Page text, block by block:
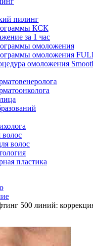
пилинг
КСК
за 1 час
омоложения
омоложения
омоложения
волос
волос
пластика
500 линий: